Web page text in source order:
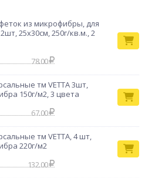
притягивает
счет статического
из микрофибры, для
25х30см, 250г/кв.м., 2
78.00
тм VETTA 3шт,
150г/м2, 3 цвета
67.00
тм VETTA, 4 шт,
220г/м2
132.00